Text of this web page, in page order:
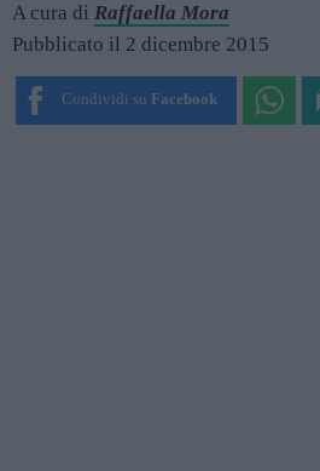
A cura di Raffaella Mora
Pubblicato il 2 dicembre 2015
Condividi su Facebook